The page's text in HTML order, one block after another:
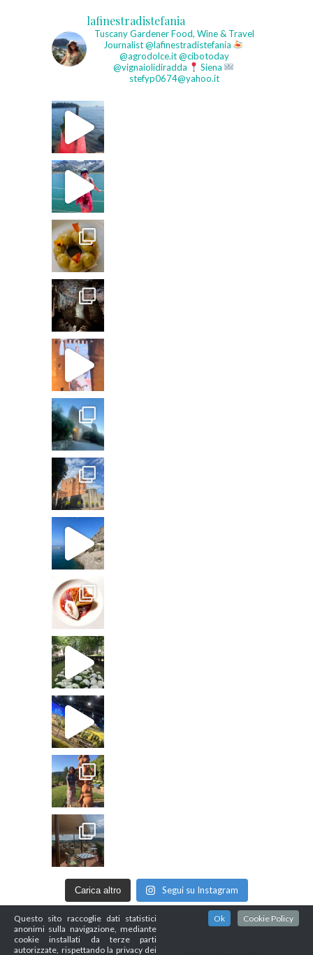
lafinestradistefania
Tuscany GardenerFood, Wine & Travel
Journalist@lafinestradistefania
@agrodolce.it @cibotoday
@vignaiolidiradda
Siena
stefyp0674@yahoo.it
Carica altro Segui su Instagram
Questo sito raccoglie dati statistici
anonimi sulla navigazione, mediante
cookie installati da terze parti
autorizzate, rispettando la privacy dei
Ok Cookie Policy